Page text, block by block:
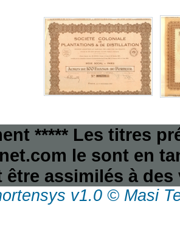
***** Les titres
le sont en
être assimilés à
v1.0 © Masi